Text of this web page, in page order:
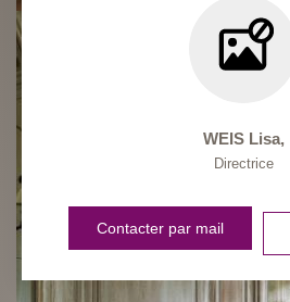
WEIS Lisa,
Directrice
Contacter par mail